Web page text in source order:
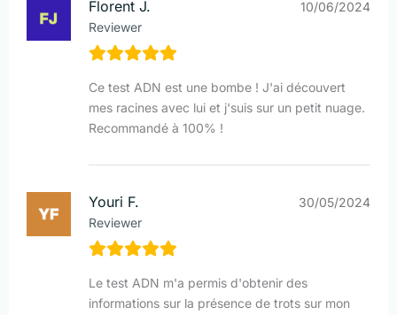
Florent J.
Reviewer
10/06/2024
Ce test ADN est une bombe ! J'ai découvert
mes racines avec lui et j'suis sur un petit nuage.
Recommandé à 100% !
Youri F.
Reviewer
30/05/2024
Le test ADN m'a permis d'obtenir des
informations sur la présence de trots sur mon